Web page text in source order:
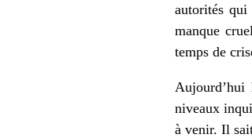
autorités qui
manque
temps de
niveaux
à venir. Il